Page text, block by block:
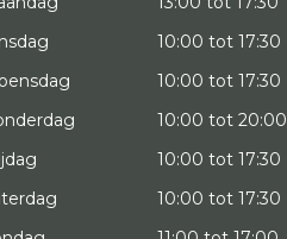
10:00 tot 17:30
10:00 tot 17:30
10:00 tot 20:00
10:00 tot 17:30
10:00 tot 17:30